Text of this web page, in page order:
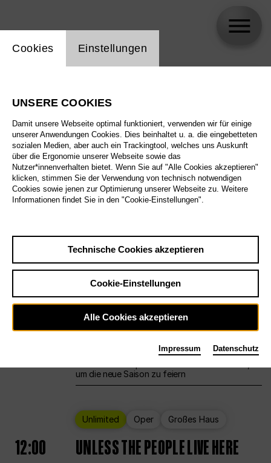
Alle Sparten
Alle Spielstätten
Alle Merkmale
Sa29.8.
Großes Haus
12:00 Eröffnungswochenende
um die neue Saison zu feiern
Unlimited Oper Großes Haus
12:00 UNLESS THE PEOPLE LIVE HERE
Einstellung Website Cookie
Cookies Einstellungen
UNSERE COOKIES
Damit unsere Webseite optimal funktioniert, verwenden wir für einige
unserer Anwendungen Cookies. Dies beinhaltet u. a. die eingebetteten
sozialen Medien, aber auch ein Trackingtool, welches uns Auskunft
über die Ergonomie unserer Webseite sowie das
Nutzer*innenverhalten bietet. Wenn Sie auf "Alle Cookies akzeptieren"
klicken, stimmen Sie der Verwendung von technisch notwendigen
Cookies sowie jenen zur Optimierung unserer Webseite zu. Weitere
Informationen findet Sie in den "Cookie-Einstellungen".
Technische Cookies akzeptieren
Cookie-Einstellungen
Alle Cookies akzeptieren
Impressum Datenschutz